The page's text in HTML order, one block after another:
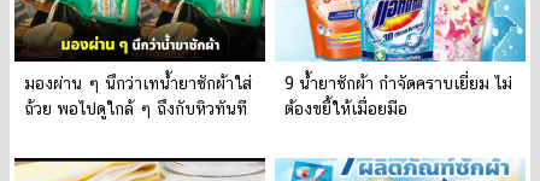
มองผ่าน ๆ นึกว่าเทน้ำยาซักผ้าใส่
ถ้วย พอไปดูใกล้ ๆ ถึงกับหิวทันที
9 น้ำยาซักผ้า กำจัดคราบเยี่ยม ไม่
ต้องขยี้ให้เมื่อยมือ